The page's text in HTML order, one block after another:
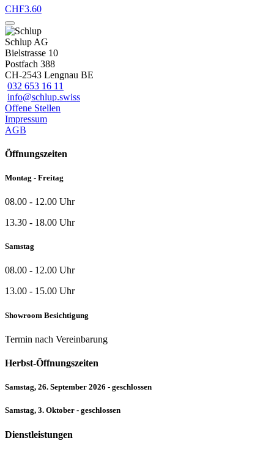
CHF3.60
Schlup AG
Bielstrasse 10
Postfach 388
CH-2543 Lengnau BE
032 653 16 11
info@schlup.swiss
Offene Stellen
Impressum
AGB
Öffnungszeiten
Montag - Freitag
08.00 - 12.00 Uhr
13.30 - 18.00 Uhr
Samstag
08.00 - 12.00 Uhr
13.00 - 15.00 Uhr
Showroom Besichtigung
Termin nach Vereinbarung
Herbst-Öffnungszeiten
Samstag, 26. September 2026 - geschlossen
Samstag, 3. Oktober - geschlossen
Dienstleistungen